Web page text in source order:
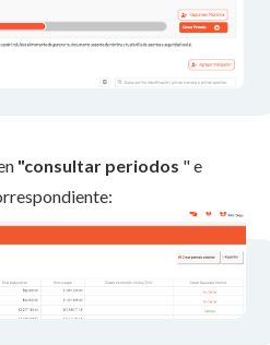
"consultar periodos " e